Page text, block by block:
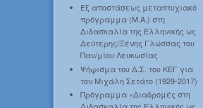
Εξ αποστάσεως μεταπτυχιακό
πρόγραμμα (Μ.Α.) στη
Διδασκαλία της Ελληνικής ως
Δεύτερης/Ξένης Γλώσσας του
Παν/μίου Λευκωσίας
Ψήφισμα του Δ.Σ. του ΚΕΓ για
τον Μιχάλη Σετάτο (1929-2017)
Πρόγραμμα «Διαδρομές στη